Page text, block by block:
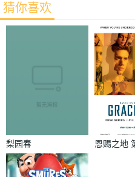
猜你喜欢
梨园春
恩赐之地